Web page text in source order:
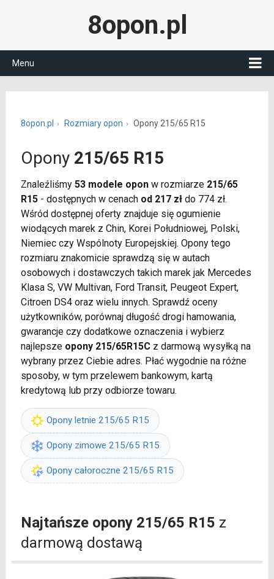
8opon.pl
Menu
8opon.pl Rozmiary opon Opony 215/65 R15
Opony 215/65 R15
Znaleźliśmy 53 modele oponw rozmiarze 215/65
R15- dostępnych w cenach od 217 złdo 774 zł.
Wśród dostępnej oferty znajduje się ogumienie
wiodących marek z Chin, Korei Południowej, Polski,
Niemiec czy Wspólnoty Europejskiej. Opony tego
rozmiaru znakomicie sprawdzą się w autach
osobowych i dostawczych takich marek jak Mercedes
Klasa S, VW Multivan, Ford Transit, Peugeot Expert,
Citroen DS4 oraz wielu innych. Sprawdź oceny
użytkowników, porównaj długość drogi hamowania,
gwarancje czy dodatkowe oznaczenia i wybierz
najlepsze opony 215/65R15Cz darmową wysyłką na
wybrany przez Ciebie adres. Płać wygodnie na różne
sposoby, w tym przelewem bankowym, kartą
kredytową lub przy odbiorze towaru.
Opony letnie 215/65 R15
Opony zimowe 215/65 R15
Opony całoroczne 215/65 R15
Najtańsze opony 215/65 R15 z
darmową dostawą